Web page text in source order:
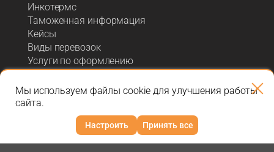
Инкотермс
Таможенная информация
Кейсы
Виды перевозок
Услуги по оформлению
Акции и спецпредложения
Блог о логистике
Мы используем файлы cookie для улучшения работы
сайта.
Настроить Принять все